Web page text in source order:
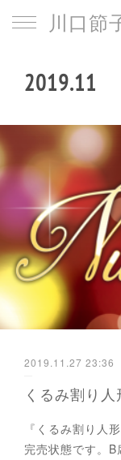
2019.11
2019.11.27 23:36
くるみ割り
『くるみ割り人
完売状態です。